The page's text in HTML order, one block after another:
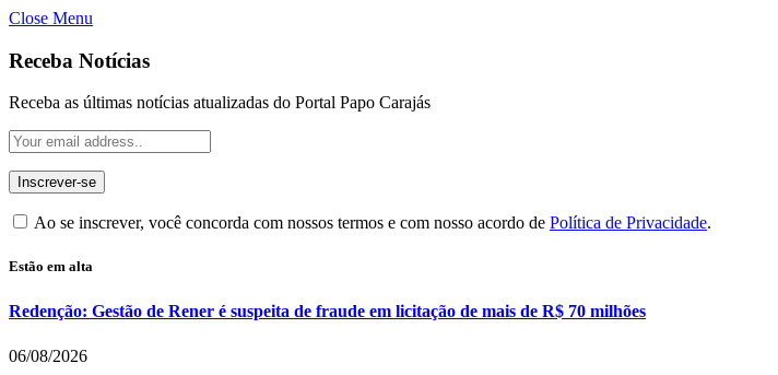
Close Menu
Receba Notícias
Receba as últimas notícias atualizadas do Portal Papo Carajás
Ao se inscrever, você concorda com nossos termos e com nosso acordo de Política de Privacidade.
Estão em alta
Redenção: Gestão de Rener é suspeita de fraude em licitação de mais de R$ 70 milhões
06/08/2026